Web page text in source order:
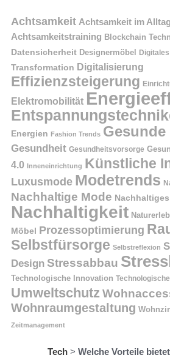
Achtsamkeit Achtsamkeit im Alltag
Achtsamkeitstraining Blockchain
Datensicherheit Designermöbel
Transformation Digitalisierung
Effizienzsteigerung
Elektromobilität
Energien Fashion Trends
Gesundheit Gesundheitsvorsorge
4.0 Inneneinrichtung Künstliche
Luxusmode Modetrends
Nachhaltige Mode
Nachhaltigkeit
Möbel
Prozessoptimierung
Selbstfürsorge Selbstreflexion
Design Stressabbau
Technologische Innovation
Umweltschutz
Wohnraumgestaltung
Zeitmanagement
Tech > Welche Vorteile